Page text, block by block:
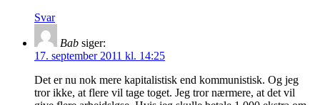
Svar
Bab siger:
17. september 2011 kl. 14:25
Det er nu nok mere kapitalistisk end kommunistisk. Og jeg
tror ikke, at flere vil tage toget. Jeg tror nærmere, at det vil